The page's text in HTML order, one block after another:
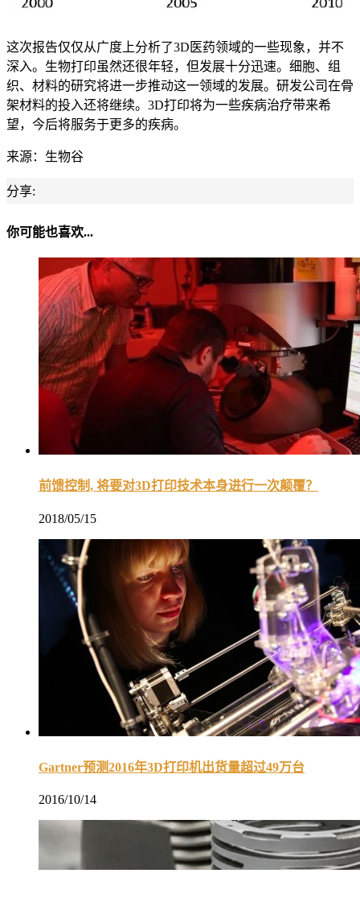
这次报告仅仅从广度上分析了3D医药领域的一些现象，并不
深入。生物打印虽然还很年轻，但发展十分迅速。细胞、组
织、材料的研究将进一步推动这一领域的发展。研发公司在骨
架材料的投入还将继续。3D打印将为一些疾病治疗带来希
望，今后将服务于更多的疾病。
来源：生物谷
分享:
你可能也喜欢...
前馈控制, 将要对3D打印技术本身进行一次颠覆？
2018/05/15
Gartner预测2016年3D打印机出货量超过49万台
2016/10/14